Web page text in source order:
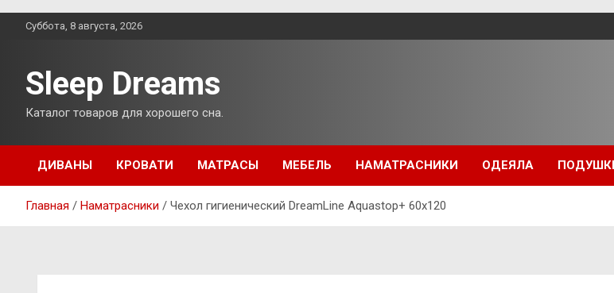
ПерейтиСуббота, 8 августа, 2026
Sleep Dreams
Каталог товаров для хорошего сна.
ДИВАНЫ КРОВАТИ МАТРАСЫ МЕБЕЛЬ НАМАТРАСНИКИ ОДЕЯЛА
Главная Наматрасники Чехол гигиенический DreamLine Aquastop+ 60х120